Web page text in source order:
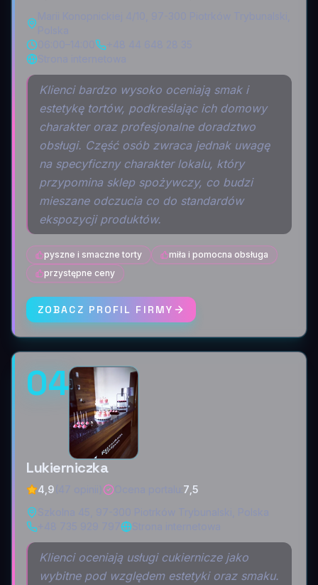
Klienci bardzo wysoko oceniają smak i
estetykę tortów, podkreślając ich domowy
charakter oraz profesjonalne doradztwo
obsługi. Część osób zwraca jednak uwagę
na specyficzny charakter lokalu, który
przypomina sklep spożywczy, co budzi
mieszane odczucia co do standardów
ekspozycji produktów.
pyszne i smaczne torty
miła i pomocna obsługa
przystępne ceny
ZOBACZ PROFIL FIRMY
04
Lukierniczka
4,9
7,5
Klienci oceniają usługi cukiernicze jako
wybitne pod względem estetyki oraz smaku.